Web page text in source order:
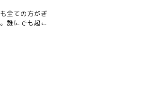
全ての方がぎ
誰にでも起こ